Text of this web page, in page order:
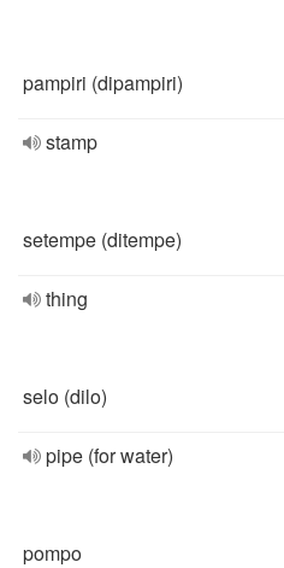
pampiri (dipampiri)
stamp
setempe (ditempe)
thing
selo (dilo)
pipe (for water)
pompo